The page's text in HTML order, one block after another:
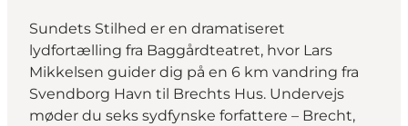
Sundets Stilhed er en dramatiseret
lydfortælling fra Baggårdteatret, hvor Lars
Mikkelsen guider dig på en 6 km vandring fra
Svendborg Havn til Brechts Hus. Undervejs
møder du seks sydfynske forfattere – Brecht,